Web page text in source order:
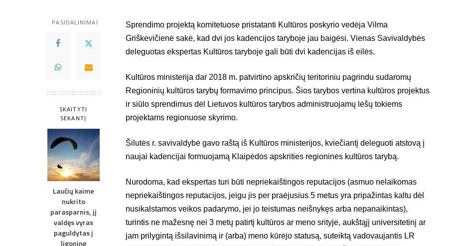
PASIDALINIMAI
SKAITYTI
SEKANTĮ
Laučių kaime
nukrito
parasparnis, jį
valdęs vyras
paguldytas į
ligoninę
Sprendimo projektą komitetuose pristatanti Kultūros poskyrio vedėja Vilma
Griškevičienė sakė, kad dvi jos kadencijos taryboje jau baigėsi. Vienas Savivaldybės
deleguotas ekspertas Kultūros taryboje gali būti dvi kadencijas iš eilės.
Kultūros ministerija dar 2018 m. patvirtino apskričių teritoriniu pagrindu sudaromų
Regioninių kultūros tarybų formavimo principus. Šios tarybos vertina kultūros projektus
ir siūlo sprendimus dėl Lietuvos kultūros tarybos administruojamų lėšų tokiems
projektams regionuose skyrimo.
Šilutės r. savivaldybė gavo raštą iš Kultūros ministerijos, kviečiantį deleguoti atstovą į
naujai kadencijai formuojamą Klaipėdos apskrities regioninės kultūros tarybą.
Nurodoma, kad ekspertas turi būti nepriekaištingos reputacijos (asmuo nelaikomas
nepriekaištingos reputacijos, jeigu jis per praėjusius 5 metus yra pripažintas kaltu dėl
nusikalstamos veikos padarymo, jei jo teistumas neišnykęs arba nepanaikintas),
turintis ne mažesnę nei 3 metų patirtį kultūros ar meno srityje, aukštąjį universitetinį ar
jam prilygintą išsilavinimą ir (arba) meno kūrėjo statusą, suteiktą vadovaujantis LR